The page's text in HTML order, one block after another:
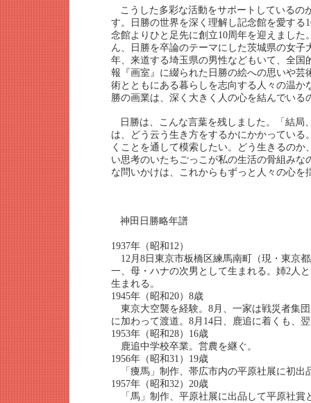
こうした多彩な活動をサポートしているの
す。日勝の世界を深く理解し記念館を愛する
念館よりひと足先に創立10周年を迎えました
ん、日勝を卒論のテーマにした茨城県の女子
年、来道する埼玉県の男性などもいて、全国
報『画室』に綴られた日勝の絵への思いや芸
術とともにある暮らしを志向する人々の温か
勝の画業は、深く大きく人の心を結んでいる
日勝は、こんな言葉を残しました。「結局
は、どう云う生き方をするかにかかっている
くことを通して模索したい。どう生きるの
い思考のいたちごっこが私の生活の骨組みな
な問いかけは、これからもずっと人々の心を
神田日勝略年譜
1937年（昭和12）
12月8日東京市板橋区練馬南町（現・東京
一、母・ハナの次男として生まれる。姉2人
生まれる。
1945年（昭和20）8歳
東京大空襲を経験。8月、一家は戦災者集
に加わって渡道。8月14日、鹿追に着くも、
1953年（昭和28）16歳
鹿追中学校卒業。営農を継ぐ。
1956年（昭和31）19歳
「痩馬」制作、帯広市内の平原社展に初出
1957年（昭和32）20歳
「馬」制作、平原社展に出品して平原社賞